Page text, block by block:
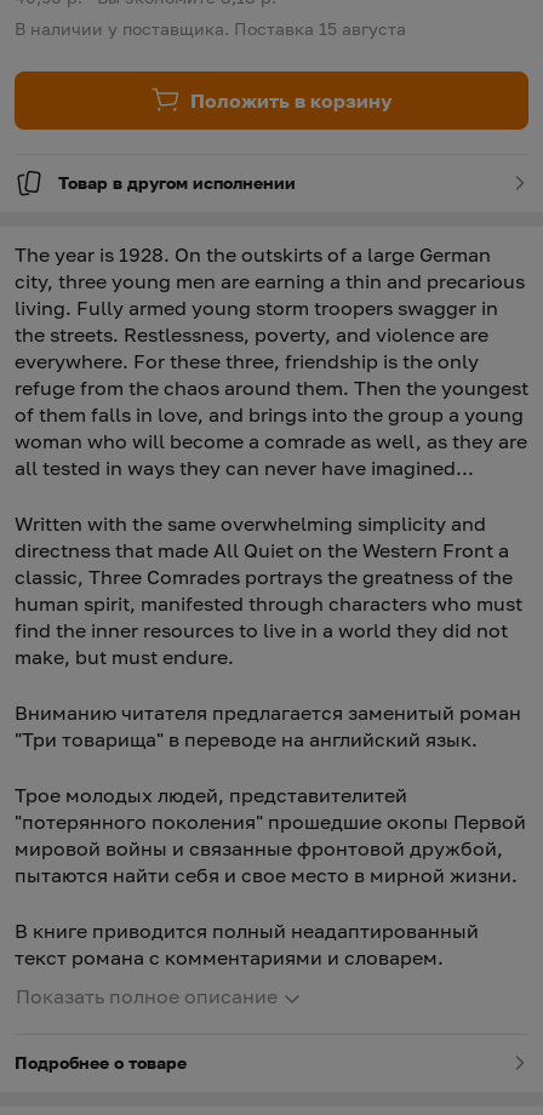
В наличии у поставщика. Поставка 15 августа
Положить в корзину
Товар в другом исполнении
The year is 1928. On the outskirts of a large German
city, three young men are earning a thin and precarious
living. Fully armed young storm troopers swagger in
the streets. Restlessness, poverty, and violence are
everywhere. For these three, friendship is the only
refuge from the chaos around them. Then the youngest
of them falls in love, and brings into the group a young
woman who will become a comrade as well, as they are
all tested in ways they can never have imagined...
Written with the same overwhelming simplicity and
directness that made All Quiet on the Western Front a
classic, Three Comrades portrays the greatness of the
human spirit, manifested through characters who must
find the inner resources to live in a world they did not
make, but must endure.
Вниманию читателя предлагается заменитый роман
"Три товарища" в переводе на английский язык.
Трое молодых людей, представителитей
"потерянного поколения" прошедшие окопы Первой
мировой войны и связанные фронтовой дружбой,
пытаются найти себя и свое место в мирной жизни.
В книге приводится полный неадаптированный
текст романа с комментариями и словарем.
Показать полное описание
Подробнее о товаре